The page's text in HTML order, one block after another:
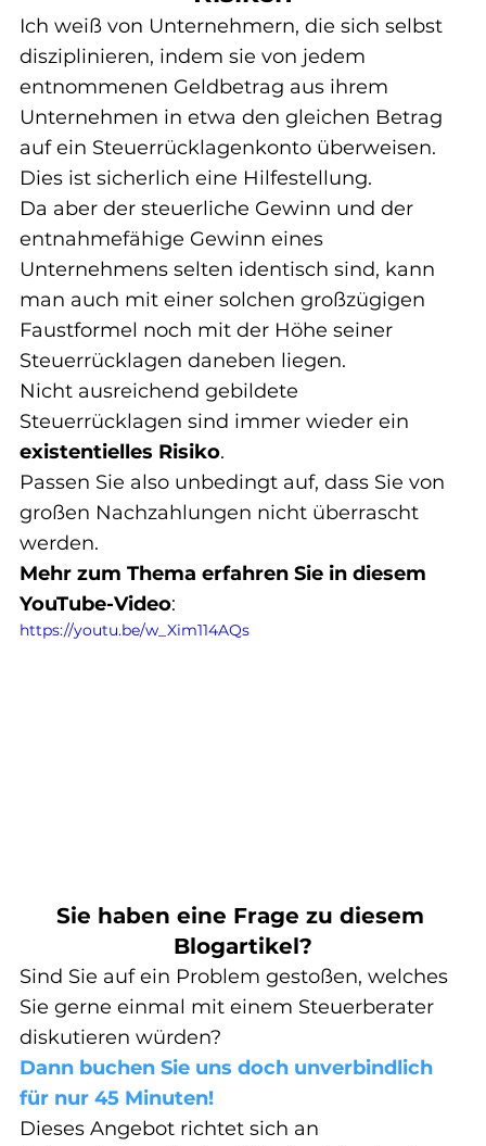
Ich weiß von Unternehmern, die sich selbst
disziplinieren, indem sie von jedem
entnommenen Geldbetrag aus ihrem
Unternehmen in etwa den gleichen Betrag
auf ein Steuerrücklagenkonto überweisen.
Dies ist sicherlich eine Hilfestellung.
Da aber der steuerliche Gewinn und der
entnahmefähige Gewinn eines
Unternehmens selten identisch sind, kann
man auch mit einer solchen großzügigen
Faustformel noch mit der Höhe seiner
Steuerrücklagen daneben liegen.
Nicht ausreichend gebildete
Steuerrücklagen sind immer wieder ein
existentielles Risiko.
Passen Sie also unbedingt auf, dass Sie von
großen Nachzahlungen nicht überrascht
werden.
Mehr zum Thema erfahren Sie in diesem
YouTube-Video:
https://youtu.be/w_Xim114AQs
Sie haben eine Frage zu diesem
Blogartikel?
Sind Sie auf ein Problem gestoßen, welches
Sie gerne einmal mit einem Steuerberater
diskutieren würden?
Dann buchen Sie uns doch unverbindlich
für nur 45 Minuten!
Dieses Angebot richtet sich an